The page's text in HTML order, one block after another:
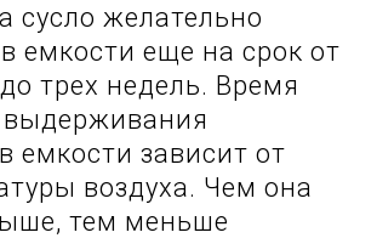
сусло желательно
емкости еще на срок от
трех недель. Время
выдерживания
емкости зависит от
воздуха. Чем она
тем меньше